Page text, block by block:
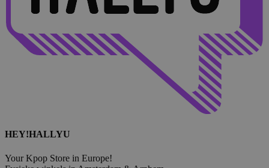
HEY!HALLYU
Your Kpop Store in Europe!